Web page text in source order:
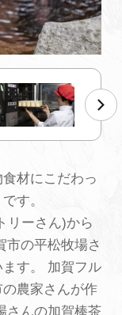
材にこだわっ
す。
リーさん)から
市の平松牧場さ
す。 加賀フル
農家さんが作
さんの加賀棒茶